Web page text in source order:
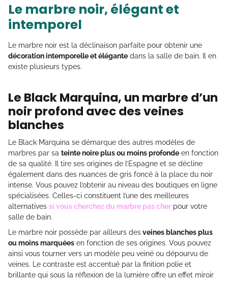
Le marbre noir, élégant et
intemporel
Le marbre noir est la déclinaison parfaite pour obtenir une
décoration intemporelle et élégante dans la salle de bain. Il en
existe plusieurs types.
Le Black Marquina, un marbre d’un
noir profond avec des veines
blanches
Le Black Marquina se démarque des autres modèles de
marbres par sa teinte noire plus ou moins profonde en fonction
de sa qualité. Il tire ses origines de l’Espagne et se décline
également dans des nuances de gris foncé à la place du noir
intense. Vous pouvez l’obtenir au niveau des boutiques en ligne
spécialisées. Celles-ci constituent l’une des meilleures
alternatives si vous cherchez du marbre pas cher pour votre
salle de bain.
Le marbre noir possède par ailleurs desveines blanches plus
ou moins marquées en fonction de ses origines. Vous pouvez
ainsi vous tourner vers un modèle peu veiné ou dépourvu de
veines. Le contraste est accentué par la finition polie et
brillante qui sous la réflexion de la lumière offre un effet miroir